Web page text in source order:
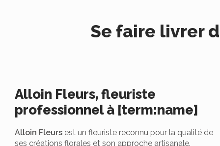
Se faire livrer
Alloin Fleurs, fleuriste
professionnel à [term:name]
Alloin Fleurs est un fleuriste reconnu pour la qualité de
ses créations florales et son approche artisanale.